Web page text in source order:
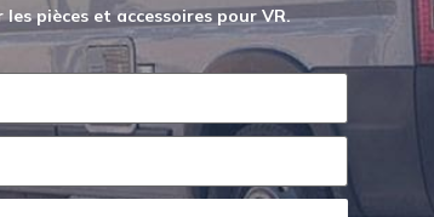
pièces et accessoires pour VR.